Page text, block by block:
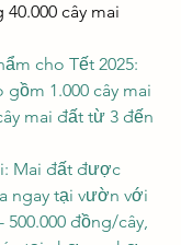
cây mai
cho Tết 2025:
gồm 1.000 cây mai
mai đất từ 3 đến
Mai đất được
ngay tại vườn với
500.000 đồng/cây,